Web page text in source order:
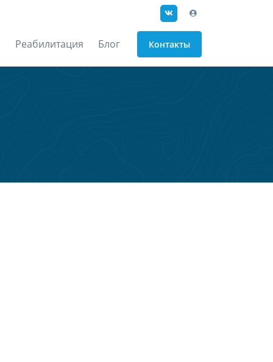
Реабилитация Блог Контакты